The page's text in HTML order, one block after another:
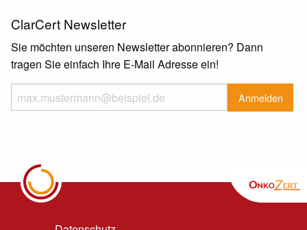
ClarCert Newsletter
Sie möchten unseren Newsletter abonnieren? Dann
tragen Sie einfach Ihre E-Mail Adresse ein!